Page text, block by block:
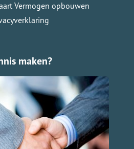
Vermogen opbouwen
maken?